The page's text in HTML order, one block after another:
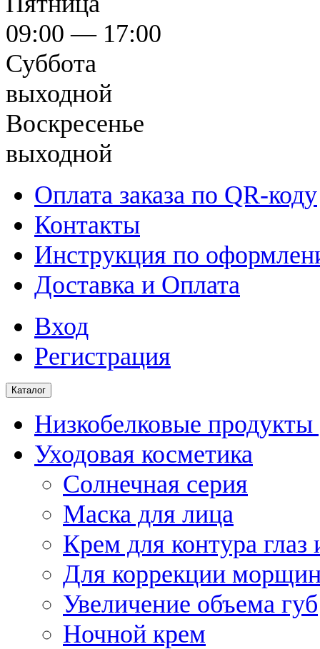
09:00 — 17:00
Суббота
выходной
Воскресенье
выходной
Оплата заказа по QR-коду
Контакты
Инструкция по
Доставка и Оплата
Вход
Регистрация
Каталог
Низкобелковые продукты
Уходовая косметика
Солнечная серия
Маска для лица
Крем для контура глаз
Для коррекции
Увеличение объема губ
Ночной крем